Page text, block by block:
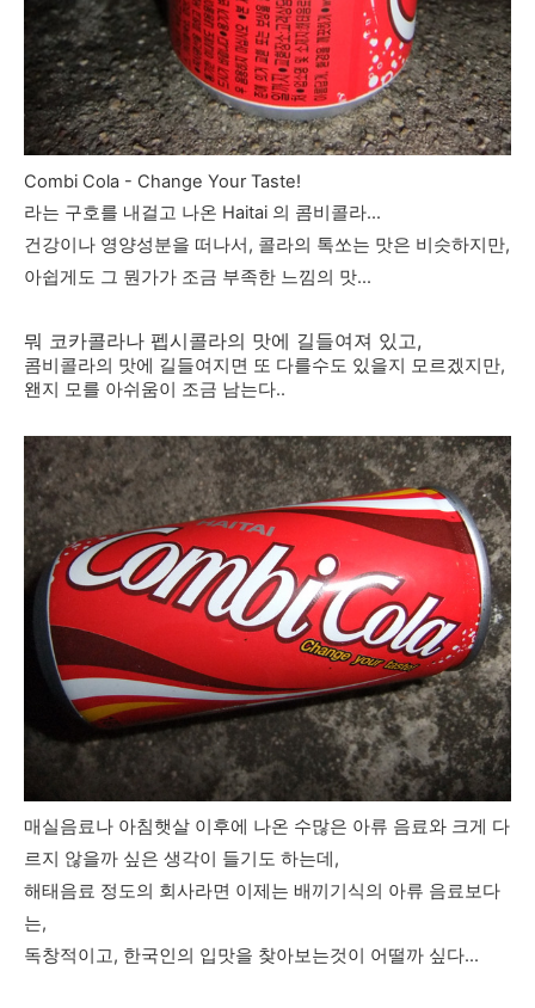
Combi Cola - Change Your Taste!
라는 구호를 내걸고 나온 Haitai 의 콤비콜라...
건강이나 영양성분을 떠나서, 콜라의 톡쏘는 맛은 비슷하지만,
아쉽게도 그 뭔가가 조금 부족한 느낌의 맛...
뭐 코카콜라나 펩시콜라의 맛에 길들여져 있고,
콤비콜라의 맛에 길들여지면 또 다를수도 있을지 모르겠지만,
왠지 모를 아쉬움이 조금 남는다..
매실음료나 아침햇살 이후에 나온 수많은 아류 음료와 크게 다
르지 않을까 싶은 생각이 들기도 하는데,
해태음료 정도의 회사라면 이제는 배끼기식의 아류 음료보다
는,
독창적이고, 한국인의 입맛을 찾아보는것이 어떨까 싶다...